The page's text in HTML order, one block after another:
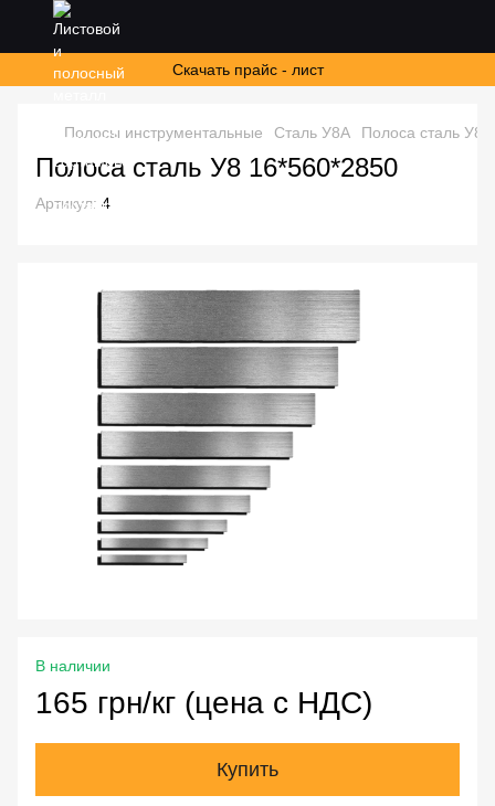
Скачать прайс - лист
Полосы инструментальные Сталь У8А Полоса сталь У8
Полоса сталь У8 16*560*2850
Артикул: 4
В наличии
165 грн/кг (цена с НДС)
Купить